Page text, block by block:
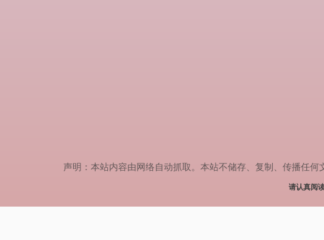
声明：本站内容由网络自动抓取。本站不储存、复制、传播任
请认真阅